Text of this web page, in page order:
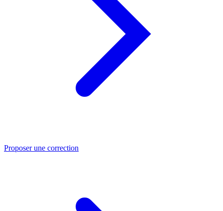
Proposer une correction